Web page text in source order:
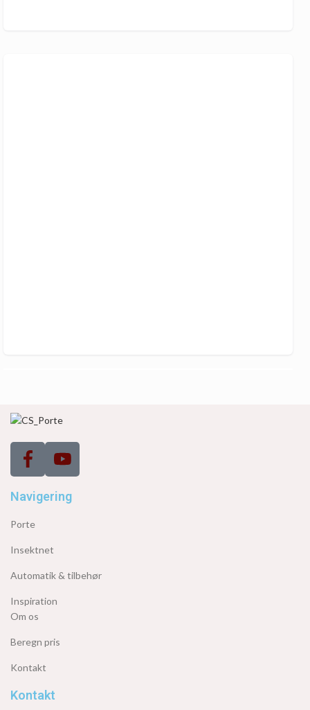
Navigering
Porte
Insektnet
Automatik & tilbehør
Inspiration
Om os
Beregn pris
Kontakt
Kontakt